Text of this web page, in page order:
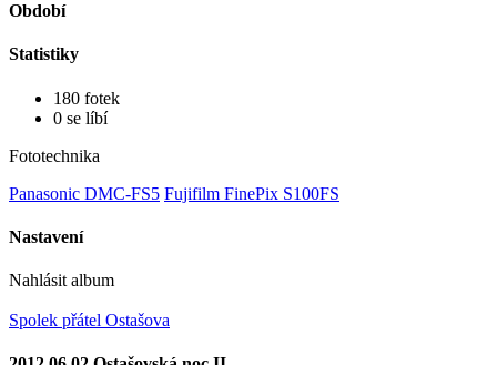
Období
Statistiky
180 fotek
0 se líbí
Fototechnika
Panasonic DMC-FS5 Fujifilm FinePix S100FS
Nastavení
Nahlásit album
Spolek přátel Ostašova